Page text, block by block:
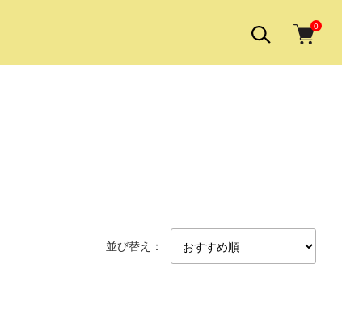
0
並び替え：